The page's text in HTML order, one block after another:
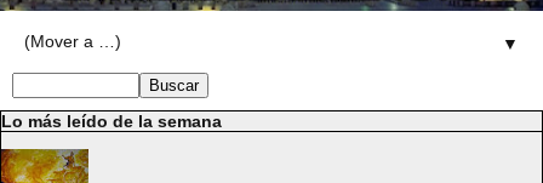
▼
Lo más leído de la semana